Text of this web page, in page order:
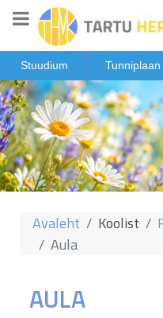
Stuudium Tunniplaan
Avaleht Koolist
Aula
AULA